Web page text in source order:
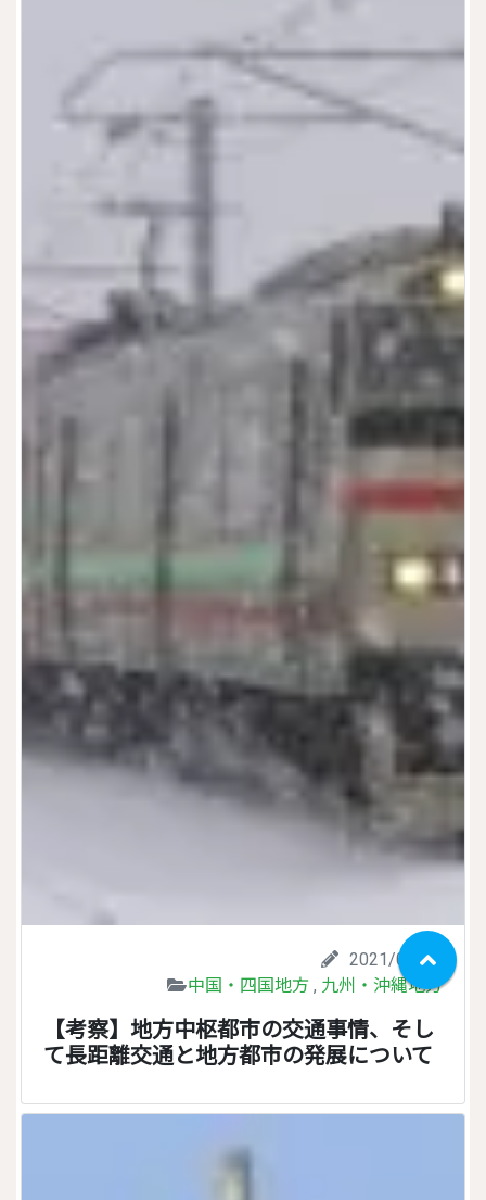
2021/08/27
中国・四国地方 , 九州・沖縄地方
【考察】地方中枢都市の交通事情、そし
て長距離交通と地方都市の発展について